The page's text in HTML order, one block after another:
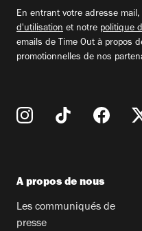
En entrant votre adresse
d'utilisation et notre politique
emails de Time Out à propos
promotionnelles de nos
A propos de nous
Les communiqués de
presse